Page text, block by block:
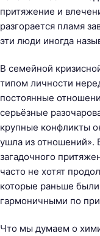
притяжение и
разгорается пламя
эти люди иногда
В семейной
типом личности
постоянные
серьёзные
крупные конфликты
ушла из
загадочного
часто не хотят
которые раньше
гармоничными по
Что мы думаем о
т
и
: